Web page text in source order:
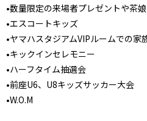
•数量限定の来場者プレゼントや茶
•エスコートキッズ
•ヤマハスタジアムVIPルームでの家
•キックインセレモニー
•ハーフタイム抽選会
•前座U6、U8キッズサッカー大会
•W.O.M